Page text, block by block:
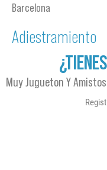
Barcelona
Adiestramiento
Muy Jugueton Y